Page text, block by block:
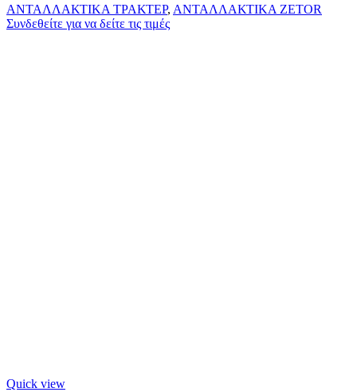
ΑΝΤΑΛΛΑΚΤΙΚΑ ΤΡΑΚΤΕΡ, ΑΝΤΑΛΛΑΚΤΙΚΑ ZETOR
Συνδεθείτε για να δείτε τις τιμές
Quick view